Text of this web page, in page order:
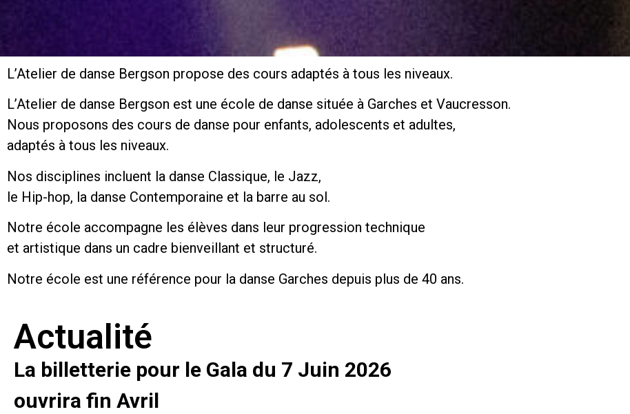
L’Atelier de danse Bergson propose des cours adaptés à tous les niveaux.
L’Atelier de danse Bergson est une école de danse située à Garches et Vaucresson.
Nous proposons des cours de danse pour enfants, adolescents et adultes,
adaptés à tous les niveaux.
Nos disciplines incluent la danse Classique, le Jazz,
le Hip-hop, la danse Contemporaine et la barre au sol.
Notre école accompagne les élèves dans leur progression technique
et artistique dans un cadre bienveillant et structuré.
Notre école est une référence pour la danse Garches depuis plus de 40 ans.
Actualité
La billetterie pour le Gala du 7 Juin 2026
ouvrira fin Avril